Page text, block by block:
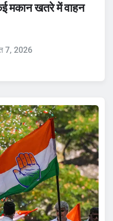
मकान खतरे में वाहन
7, 2026